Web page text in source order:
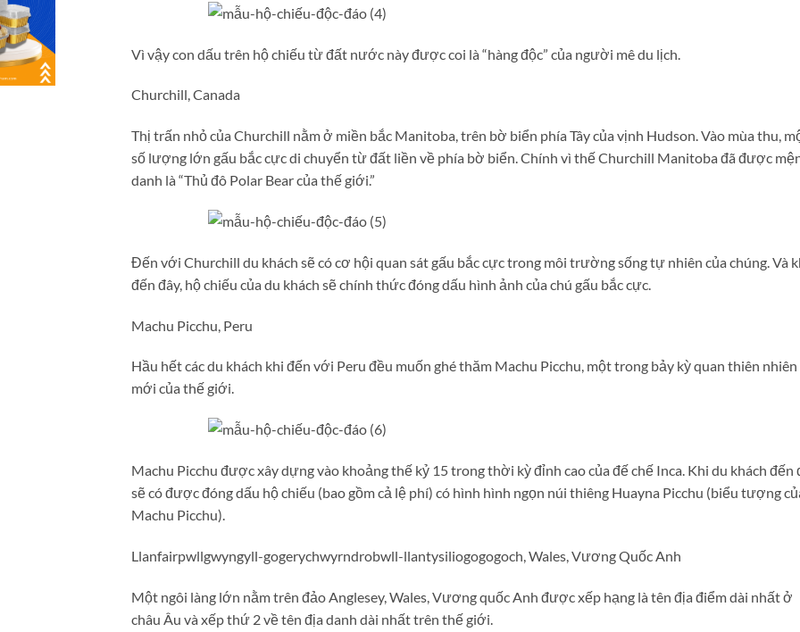
Vì vậy con dấu trên hộ chiếu từ đất nước này được coi là “hàng độc” của người mê du lịch.
Churchill, Canada
Thị trấn nhỏ của Churchill nằm ở miền bắc Manitoba, trên bờ biển phía Tây của vịnh Hudson. Vào mùa thu,
số lượng lớn gấu bắc cực di chuyển từ đất liền về phía bờ biển. Chính vì thế Churchill Manitoba đã được
danh là “Thủ đô Polar Bear của thế giới.”
Đến với Churchill du khách sẽ có cơ hội quan sát gấu bắc cực trong môi trường sống tự nhiên của chúng. Và
đến đây, hộ chiếu của du khách sẽ chính thức đóng dấu hình ảnh của chú gấu bắc cực.
Machu Picchu, Peru
Hầu hết các du khách khi đến với Peru đều muốn ghé thăm Machu Picchu, một trong bảy kỳ quan thiên nhiên
mới của thế giới.
Machu Picchu được xây dựng vào khoảng thế kỷ 15 trong thời kỳ đỉnh cao của đế chế Inca. Khi du khách đến
sẽ có được đóng dấu hộ chiếu (bao gồm cả lệ phí) có hình hình ngọn núi thiêng Huayna Picchu (biểu tượng
Machu Picchu).
Llanfairpwllgwyngyll-gogerychwyrndrobwll-llantysiliogogogoch, Wales, Vương Quốc Anh
Một ngôi làng lớn nằm trên đảo Anglesey, Wales, Vương quốc Anh được xếp hạng là tên địa điểm dài nhất ở
châu Âu và xếp thứ 2 về tên địa danh dài nhất trên thế giới.